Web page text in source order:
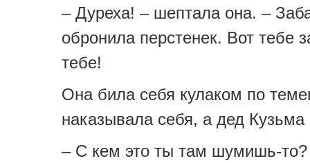
– Дуреха! – шептала она. –
обронила перстенек. Вот тебе
тебе!
Она била себя кулаком по
наказывала себя, а дед
– С кем это ты там шумишь-то?